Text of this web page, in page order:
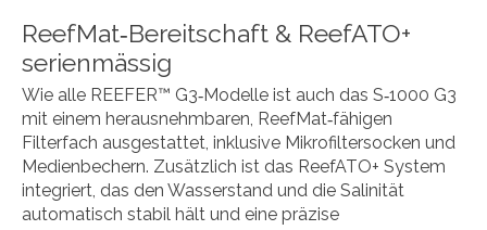
ReefMat‑Bereitschaft & ReefATO+
serienmässig
Wie alle REEFER™ G3‑Modelle ist auch das S‑1000 G3
mit einem herausnehmbaren, ReefMat‑fähigen
Filterfach ausgestattet, inklusive Mikrofiltersocken und
Medienbechern. Zusätzlich ist das ReefATO+ System
integriert, das den Wasserstand und die Salinität
automatisch stabil hält und eine präzise